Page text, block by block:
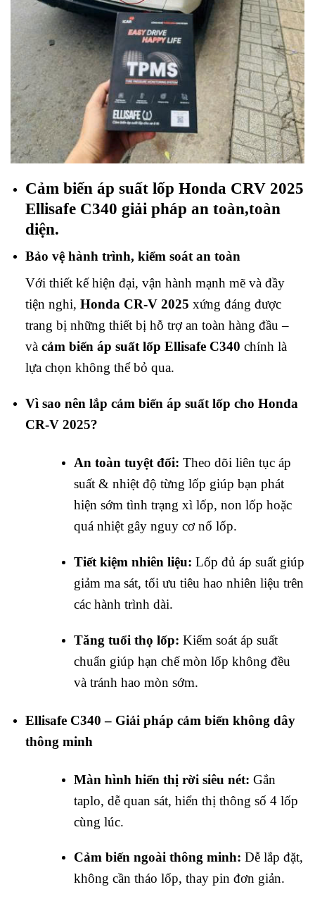
Cảm biến áp suất lốp Honda CRV 2025
Ellisafe C340 giải pháp an toàn,toàn
diện.
Bảo vệ hành trình, kiểm soát an toàn
Với thiết kế hiện đại, vận hành mạnh mẽ và đầy
tiện nghi, Honda CR-V 2025 xứng đáng được
trang bị những thiết bị hỗ trợ an toàn hàng đầu –
và cảm biến áp suất lốp Ellisafe C340 chính là
lựa chọn không thể bỏ qua.
Vì sao nên lắp cảm biến áp suất lốp cho Honda
CR-V 2025?
An toàn tuyệt đối: Theo dõi liên tục áp
suất & nhiệt độ từng lốp giúp bạn phát
hiện sớm tình trạng xì lốp, non lốp hoặc
quá nhiệt gây nguy cơ nổ lốp.
Tiết kiệm nhiên liệu: Lốp đủ áp suất giúp
giảm ma sát, tối ưu tiêu hao nhiên liệu trên
các hành trình dài.
Tăng tuổi thọ lốp: Kiểm soát áp suất
chuẩn giúp hạn chế mòn lốp không đều
và tránh hao mòn sớm.
Ellisafe C340 – Giải pháp cảm biến không dây
thông minh
Màn hình hiển thị rời siêu nét: Gắn
taplo, dễ quan sát, hiển thị thông số 4 lốp
cùng lúc.
Cảm biến ngoài thông minh: Dễ lắp đặt,
không cần tháo lốp, thay pin đơn giản.